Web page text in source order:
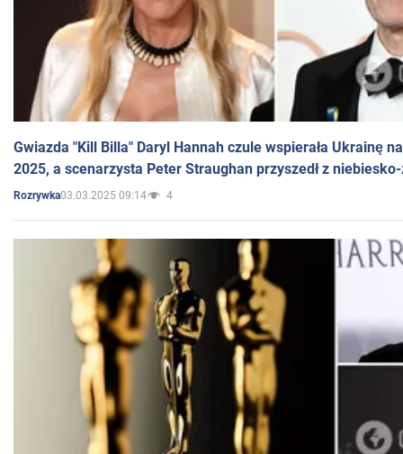
Gwiazda "Kill Billa" Daryl Hannah czule wspierała Ukrainę
2025, a scenarzysta Peter Straughan przyszedł z
Rozrywka03.03.2025 09:14 4